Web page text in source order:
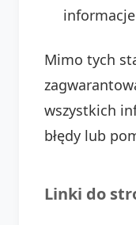
Mimo tych
wszystkich
błędy lub
Linki do